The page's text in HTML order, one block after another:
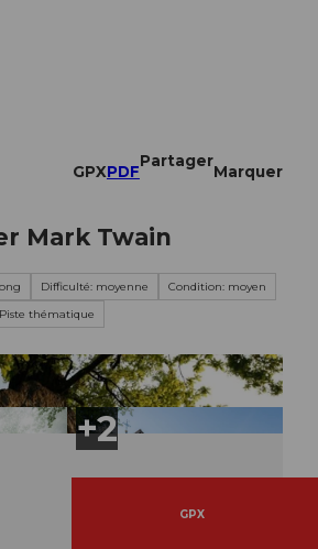
GPXPDF
Partager
Marquer
Mark Twain
Difficulté: moyenne
Condition: moyen
Piste thématique
GPX